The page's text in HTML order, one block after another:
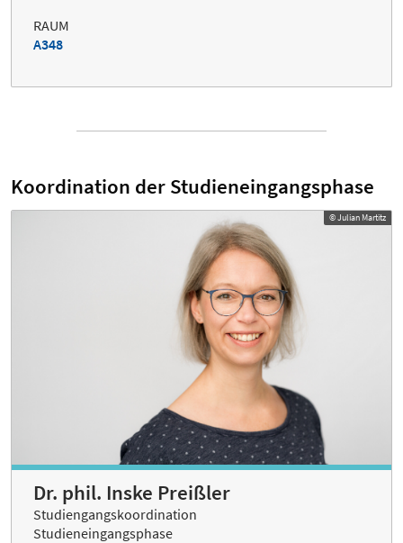
RAUM
A348
Koordination der Studieneingangsphase
© Julian Martitz
Dr. phil. Inske Preißler
Studiengangskoordination
Studieneingangsphase